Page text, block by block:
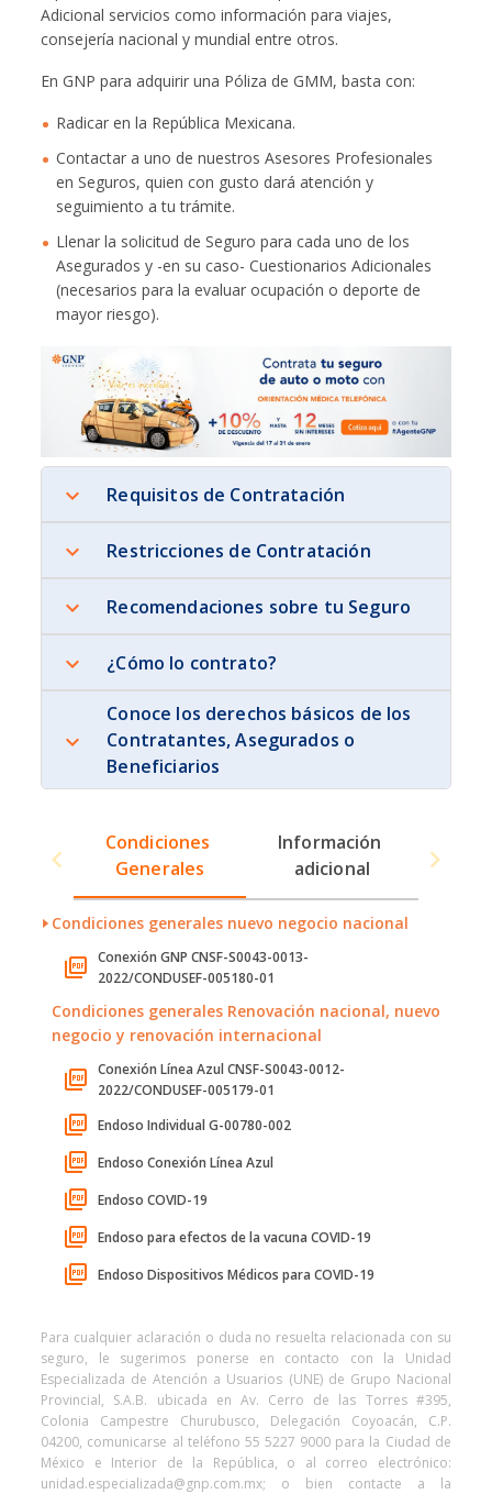
Adicional servicios como información para viajes,
consejería nacional y mundial entre otros.
En GNP para adquirir una Póliza de GMM, basta con:
Radicar en la República Mexicana.
Contactar a uno de nuestros Asesores Profesionales
en Seguros, quien con gusto dará atención y
seguimiento a tu trámite.
Llenar la solicitud de Seguro para cada uno de los
Asegurados y -en su caso- Cuestionarios Adicionales
(necesarios para la evaluar ocupación o deporte de
mayor riesgo).
Requisitos de Contratación
Restricciones de Contratación
Recomendaciones sobre tu Seguro
¿Cómo lo contrato?
Conoce los derechos básicos de los
Contratantes, Asegurados o
Beneficiarios
Condiciones
Generales
Información
adicional
Condiciones generales nuevo negocio nacional
Conexión GNP CNSF-S0043-0013-
2022/CONDUSEF-005180-01
Condiciones generales Renovación nacional, nuevo
negocio y renovación internacional
Conexión Línea Azul CNSF-S0043-0012-
2022/CONDUSEF-005179-01
Endoso Individual G-00780-002
Endoso Conexión Línea Azul
Endoso COVID-19
Endoso para efectos de la vacuna COVID-19
Endoso Dispositivos Médicos para COVID-19
Para cualquier aclaración o duda no resuelta relacionada con su
seguro, le sugerimos ponerse en contacto con la Unidad
Especializada de Atención a Usuarios (UNE) de Grupo Nacional
Provincial, S.A.B. ubicada en Av. Cerro de las Torres #395,
Colonia Campestre Churubusco, Delegación Coyoacán, C.P.
04200, comunicarse al teléfono 55 5227 9000 para la Ciudad de
México e Interior de la República, o al correo electrónico:
unidad.especializada@gnp.com.mx; o bien contacte a la